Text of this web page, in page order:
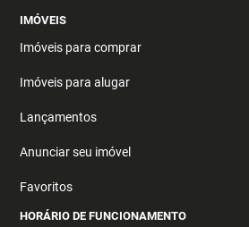
IMÓVEIS
Imóveis para comprar
Imóveis para alugar
Lançamentos
Anunciar seu imóvel
Favoritos
HORÁRIO DE FUNCIONAMENTO